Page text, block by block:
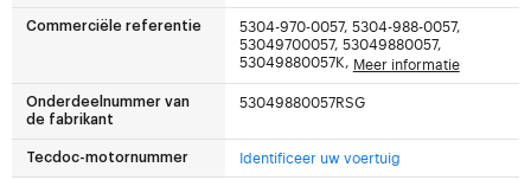
Commerciële referentie
5304-970-0057, 5304-988-0057,
53049700057, 53049880057,
53049880057K, Meer informatie
Onderdeelnummer van
de fabrikant
53049880057RSG
Tecdoc-motornummer Identificeer uw voertuig